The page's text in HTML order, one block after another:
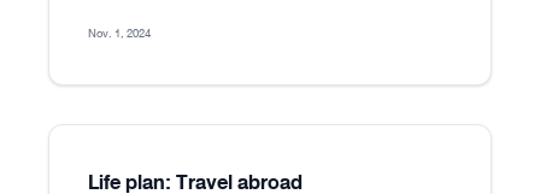
Nov. 1, 2024
Life plan: Travel abroad